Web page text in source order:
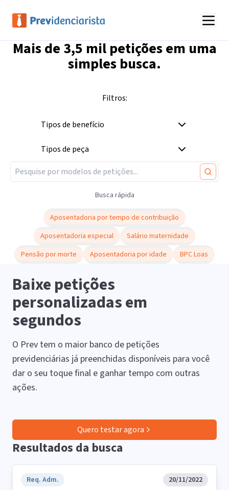
Mais de 3,5 milpetições em uma
simples busca.
Filtros:
Tipos de benefício
Tipos de peça
Busca rápida
Aposentadoria por tempo de contribuição
Aposentadoria especial
Salário maternidade
Pensão por morte
Aposentadoria por idade BPC Loas
Baixe petições
personalizadas em
segundos
O Prev tem o maior banco de petições
previdenciárias já preenchidas disponíveis para você
dar o seu toque final e ganhar tempo com outras
ações.
Quero testar agora
Resultados da busca
Req. Adm. 20/11/2022